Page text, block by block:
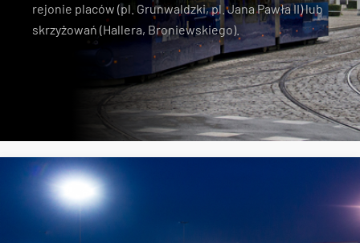
rejonie placów (pl. Grunwaldzki, pl. Jana Pawła II) lub
skrzyżowań (Hallera, Broniewskiego).